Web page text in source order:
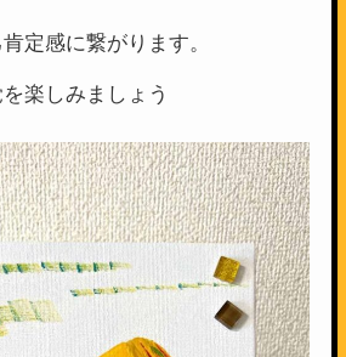
定感に繋がります。
楽しみましょう